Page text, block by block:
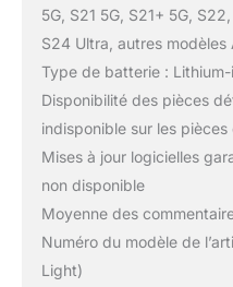
5G, S21 5G, S21+ 5G,
S24 Ultra, autres
Type de batterie : Lithium-
Disponibilité des pièces
indisponible sur les
Mises à jour logicielles
non disponible
Moyenne des
Numéro du modèle de
Light)